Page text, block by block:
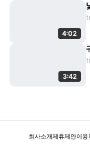
4:02
3:42
회사소개제휴제안이용